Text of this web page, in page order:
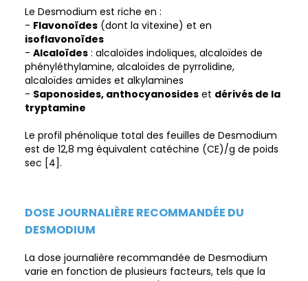
Le Desmodium est riche en :
- Flavonoïdes(dont la vitexine) et en
isoflavonoïdes
- Alcaloïdes: alcaloïdes indoliques, alcaloïdes de
phényléthylamine, alcaloïdes de pyrrolidine,
alcaloïdes amides et alkylamines
- Saponosides, anthocyanosideset dérivés de la
tryptamine
Le profil phénolique total des feuilles de Desmodium
est de 12,8 mg équivalent catéchine (CE)/g de poids
sec [4].
DOSE JOURNALIÈRE RECOMMANDÉE DU
DESMODIUM
La dose journalière recommandée de Desmodium
varie en fonction de plusieurs facteurs, tels que la